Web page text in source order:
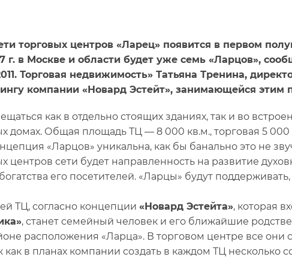
торговых центров «Ларец» появится в первом
г. в Москве и области будет уже семь «Ларцов»,
Торговая недвижимость» Татьяна Тренина,
компании «Новард Эстейт», занимающейся этим
как в отдельно стоящих зданиях, так и во
домах. Общая площадь ТЦ — 8 000 кв.м., торговая 5 000
«Ларцов» уникальна, как бы банально это не
центров сети будет направленность на развитие
его посетителей. «Ларцы» будут
ТЦ, согласно концепции «Новард Эстейта», которая
, станет семейный человек и его ближайшие
расположения «Ларца». В торговом центре все они
как в планах компании создать в каждом ТЦ несколько